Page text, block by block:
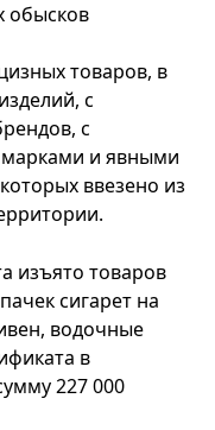
обысков
товаров, в
с
с
и явными
ввезено из
изъято товаров
сигарет на
водочные
в
227 000